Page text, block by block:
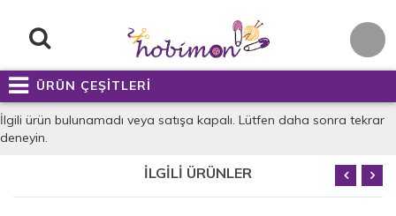
ÜRÜN ÇEŞİTLERİ
İlgili ürün bulunamadı veya satışa kapalı. Lütfen daha sonra tekrar
deneyin.
İLGİLİ ÜRÜNLER